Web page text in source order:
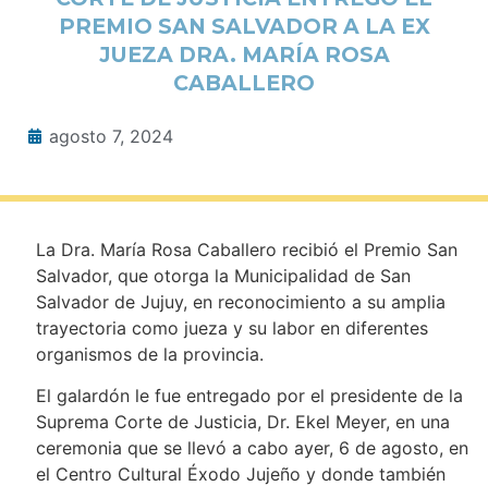
PREMIO SAN SALVADOR A LA EX
JUEZA DRA. MARÍA ROSA
CABALLERO
agosto 7, 2024
La Dra. María Rosa Caballero recibió el Premio San
Salvador, que otorga la Municipalidad de San
Salvador de Jujuy, en reconocimiento a su amplia
trayectoria como jueza y su labor en diferentes
organismos de la provincia.
El galardón le fue entregado por el presidente de la
Suprema Corte de Justicia, Dr. Ekel Meyer, en una
ceremonia que se llevó a cabo ayer, 6 de agosto, en
el Centro Cultural Éxodo Jujeño y donde también